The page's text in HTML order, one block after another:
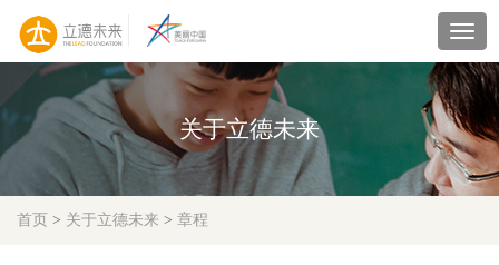
关于立德未来
首页 > 关于立德未来 > 章程